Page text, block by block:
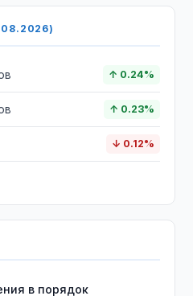
↑ 0.24%
↑ 0.23%
↓ 0.12%
в порядок